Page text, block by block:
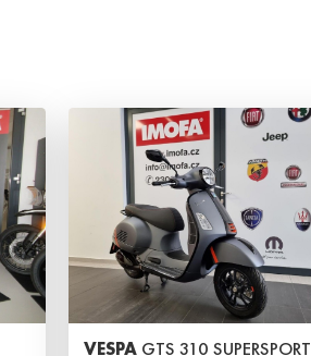
VESPA GTS 310 SUPERSPORT